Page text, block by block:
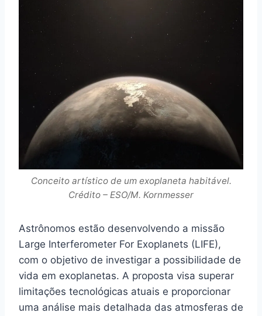
Conceito artístico de um exoplaneta habitável.
Crédito – ESO/M. Kornmesser
Astrônomos estão desenvolvendo a missão
Large Interferometer For Exoplanets (LIFE),
com o objetivo de investigar a possibilidade de
vida em exoplanetas. A proposta visa superar
limitações tecnológicas atuais e proporcionar
uma análise mais detalhada das atmosferas de